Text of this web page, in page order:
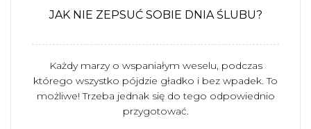
JAK NIE ZEPSUĆ SOBIE DNIA ŚLUBU?
Każdy marzy o wspaniałym weselu, podczas
którego wszystko pójdzie gładko i bez wpadek. To
możliwe! Trzeba jednak się do tego odpowiednio
przygotować.